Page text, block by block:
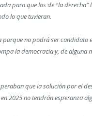
para que los de “la derecha”
lo que tuvieran.
no podrá ser candidato
la democracia y, de alguna
que la solución por el
2025 no tendrán esperanza